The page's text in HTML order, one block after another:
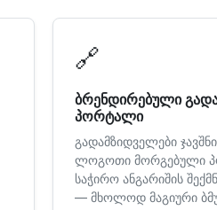
🔗
ბრენდირებული
პორტალი
გადამზიდველები
ლოგოთი მორგებული
საჭირო ანგარიშის
— მხოლოდ მაგიური